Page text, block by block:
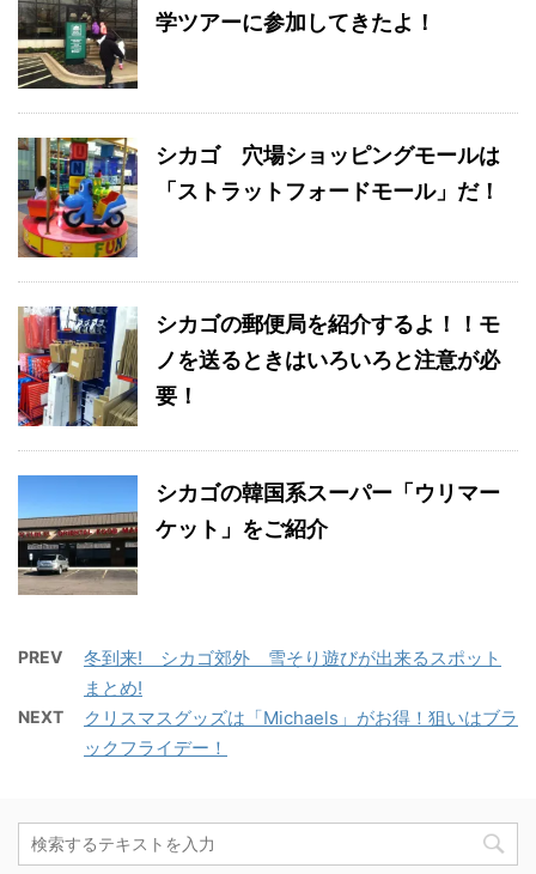
学ツアーに参加してきたよ！
シカゴ 穴場ショッピングモールは
「ストラットフォードモール」だ！
シカゴの郵便局を紹介するよ！！モ
ノを送るときはいろいろと注意が必
要！
シカゴの韓国系スーパー「ウリマー
ケット」をご紹介
PREV
冬到来! シカゴ郊外 雪そり遊びが出来るスポット
まとめ!
NEXT
クリスマスグッズは「Michaels」がお得！狙いはブラ
ックフライデー！